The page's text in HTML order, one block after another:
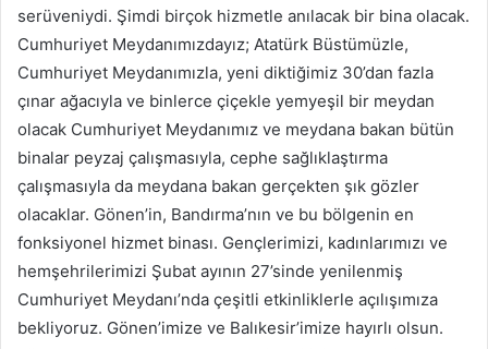
serüveniydi. Şimdi birçok hizmetle anılacak bir bina olacak.
Cumhuriyet Meydanımızdayız; Atatürk Büstümüzle,
Cumhuriyet Meydanımızla, yeni diktiğimiz 30’dan fazla
çınar ağacıyla ve binlerce çiçekle yemyeşil bir meydan
olacak Cumhuriyet Meydanımız ve meydana bakan bütün
binalar peyzaj çalışmasıyla, cephe sağlıklaştırma
çalışmasıyla da meydana bakan gerçekten şık gözler
olacaklar. Gönen’in, Bandırma’nın ve bu bölgenin en
fonksiyonel hizmet binası. Gençlerimizi, kadınlarımızı ve
hemşehrilerimizi Şubat ayının 27’sinde yenilenmiş
Cumhuriyet Meydanı’nda çeşitli etkinliklerle açılışımıza
bekliyoruz. Gönen’imize ve Balıkesir’imize hayırlı olsun.